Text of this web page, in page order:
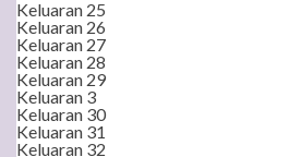
Keluaran 25
Keluaran 26
Keluaran 27
Keluaran 28
Keluaran 29
Keluaran 3
Keluaran 30
Keluaran 31
Keluaran 32